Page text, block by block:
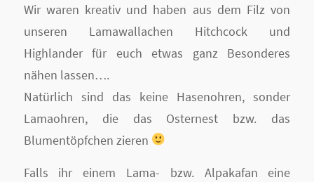
Wir waren kreativ und haben aus dem Filz von
unseren Lamawallachen Hitchcock und
Highlander für euch etwas ganz Besonderes
nähen lassen….
Natürlich sind das keine Hasenohren, sonder
Lamaohren, die das Osternest bzw. das
Blumentöpfchen zieren
Falls ihr einem Lama- bzw. Alpakafan eine